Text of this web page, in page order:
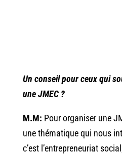
Un conseil pour ceux qui
une JMEC ?
M.M: Pour organiser une
une thématique qui nous
c’est l’entrepreneuriat